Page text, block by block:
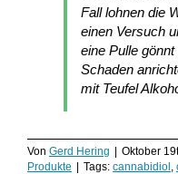
Fall lohnen die
einen Versuch
eine Pulle
Schaden
mit Teufel
Von Gerd Hering Oktober
Produkte
Tags: cannabidiol ,